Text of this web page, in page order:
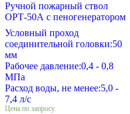
Ручной пожарный ствол
ОРТ-50А с пеногенератором
Условный проход
соединительной головки:50
мм
Рабочее давление:0,4 - 0,8
МПа
Расход воды, не менее:5,0 -
7,4 л/с
Цена по запросу